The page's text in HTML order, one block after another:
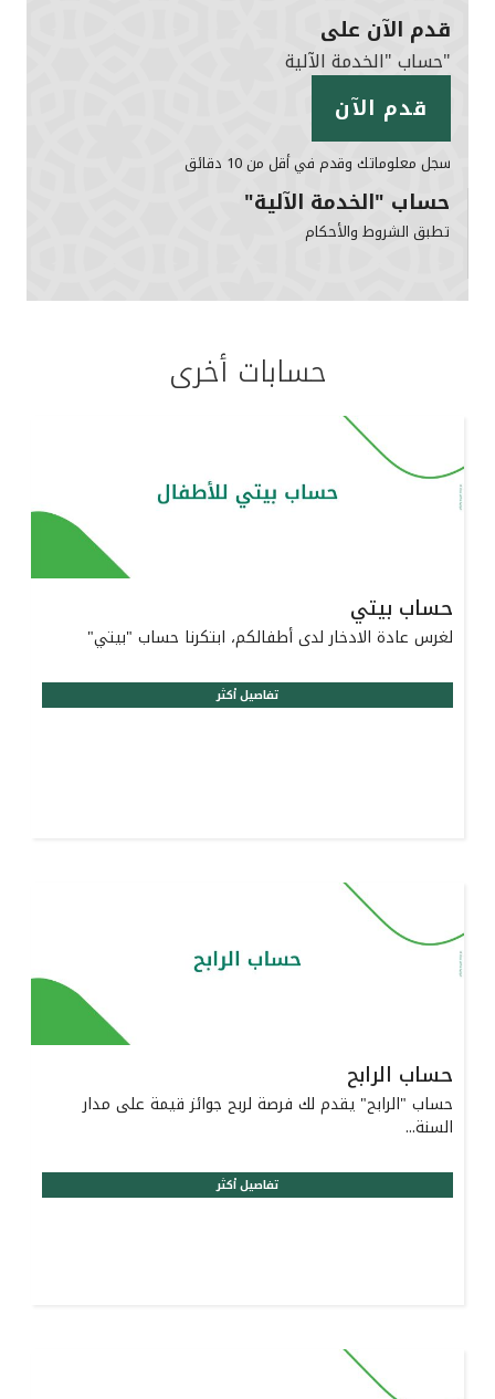
قدم الآن على
"حساب "الخدمة الآلية
سجل معلوماتك وقدم في أقل من 10 دقائق
قدم الآن
حساب "الخدمة الآلية"
تطبق الشروط والأحكام
حسابات أخرى
حساب بيتي
لغرس عادة الادخار لدى أطفالكم، ابتكرنا حساب "بيتي"
تفاصيل أكثر
حساب الرابح
حساب "الرابح" يقدم لك فرصة لربح جوائز قيمة على مدار
السنة...
تفاصيل أكثر